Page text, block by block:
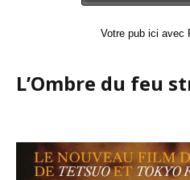
Votre pub ici avec
L’Ombre du feu